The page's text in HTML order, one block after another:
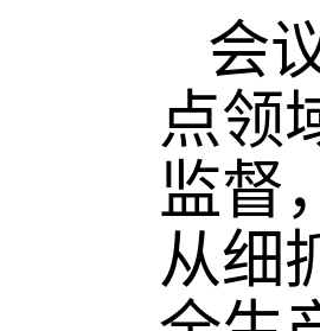
会
点领
监督
从细